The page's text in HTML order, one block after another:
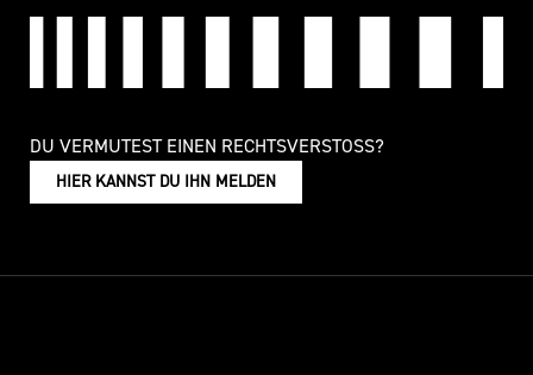
DU VERMUTEST EINEN RECHTSVERSTOSS?
HIER KANNST DU IHN MELDEN